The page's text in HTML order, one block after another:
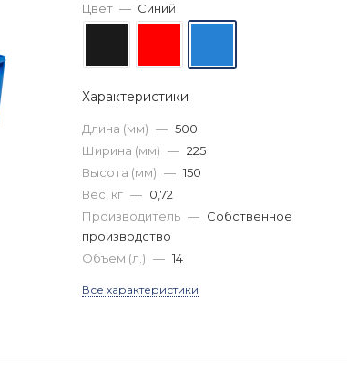
Цвет — Синий
Характеристики
Длина (мм) — 500
Ширина (мм) — 225
Высота (мм) — 150
Вес, кг — 0,72
Производитель — Собственное
производство
Объем (л.) — 14
Все характеристики